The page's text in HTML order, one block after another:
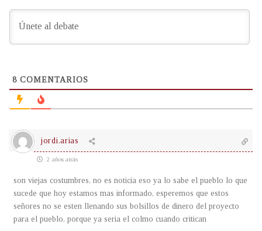
8 COMENTARIOS
jordi.arias
2 años atrás
son viejas costumbres, no es noticia eso ya lo sabe el pueblo lo que
sucede que hoy estamos mas informado, esperemos que estos
señores no se esten llenando sus bolsillos de dinero del proyecto
para el pueblo, porque ya seria el colmo cuando critican